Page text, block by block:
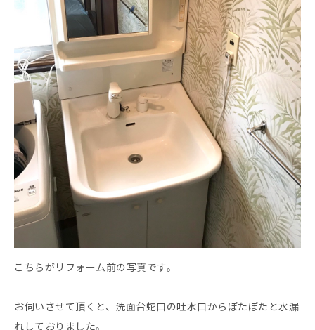
こちらがリフォーム前の写真です。
お伺いさせて頂くと、洗面台蛇口の吐水口からぽたぽたと水漏
れしておりました。